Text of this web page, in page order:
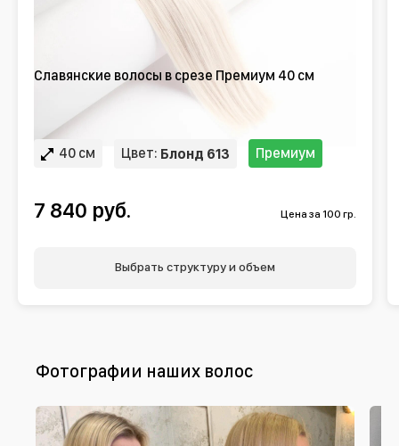
Славянские волосы в срезе Премиум 40 см
40 см Цвет: Блонд 613 Премиум
7 840 руб. Цена за 100 гр.
Выбрать структуру и объем
Фотографии наших волос